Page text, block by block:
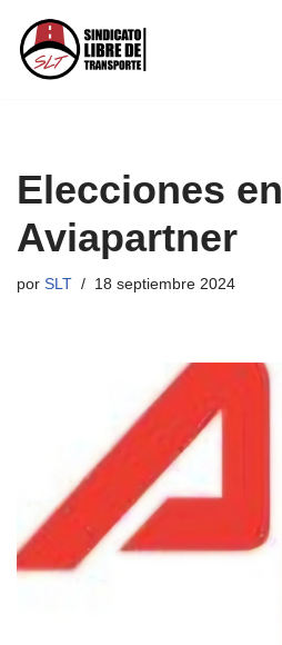
Saltar
Elecciones en
Aviapartner
por SLT 18 septiembre 2024